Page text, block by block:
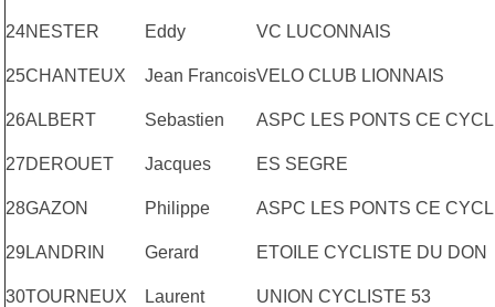
24NESTER Eddy VC LUCONNAIS
25CHANTEUX Jean FrancoisVELO CLUB LIONNAIS
26ALBERT Sebastien ASPC LES PONTS CE
27DEROUET Jacques ES SEGRE
28GAZON Philippe ASPC LES PONTS CE
29 LANDRIN Gerard ETOILE CYCLISTE DU DON
30TOURNEUX Laurent UNION CYCLISTE 53